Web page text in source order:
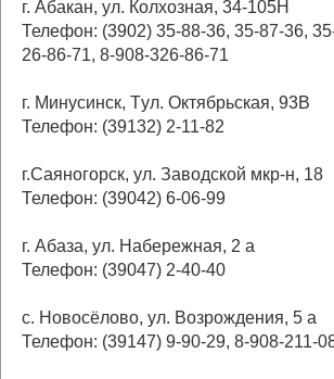
г. Абакан, ул. Колхозная, 34-105Н
Телефон: (3902) 35-88-36, 35-87-36,
26-86-71, 8-908-326-86-71
г. Минусинск, Тул. Октябрьская, 93В
Телефон: (39132) 2-11-82
г.Саяногорск, ул. Заводской мкр-н, 18
Телефон: (39042) 6-06-99
г. Абаза, ул. Набережная, 2 а
Телефон: (39047) 2-40-40
с. Новосёлово, ул. Возрождения, 5 а
Телефон: (39147) 9-90-29, 8-908-211-